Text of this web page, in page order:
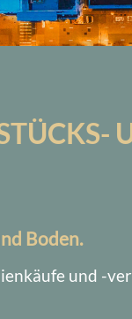
Boden.
und -